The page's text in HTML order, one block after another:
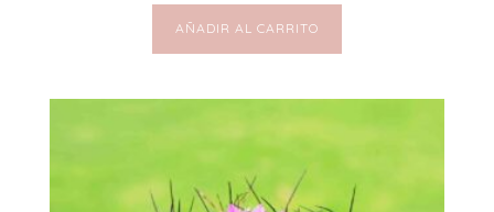
AÑADIR AL CARRITO